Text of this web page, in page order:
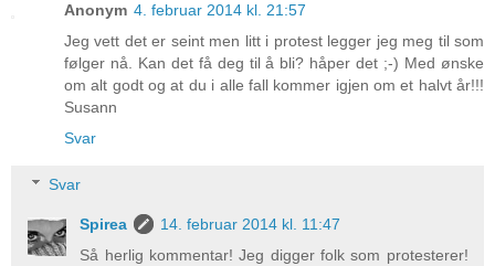
Anonym 4. februar 2014 kl. 21:57
Jeg vett det er seint men litt i protest legger jeg meg til som
følger nå. Kan det få deg til å bli? håper det ;-) Med ønske
om alt godt og at du i alle fall kommer igjen om et halvt år!!!
Susann
Svar
Svar
Spirea
14. februar 2014 kl. 11:47
Så herlig kommentar! Jeg digger folk som protesterer!